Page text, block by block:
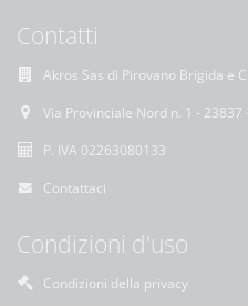
Contatti
Akros Sas di Pirovano Brigida e C.
Via Provinciale Nord n. 1 - 23837
P. IVA 02263080133
Contattaci
Condizioni d'uso
Condizioni della privacy